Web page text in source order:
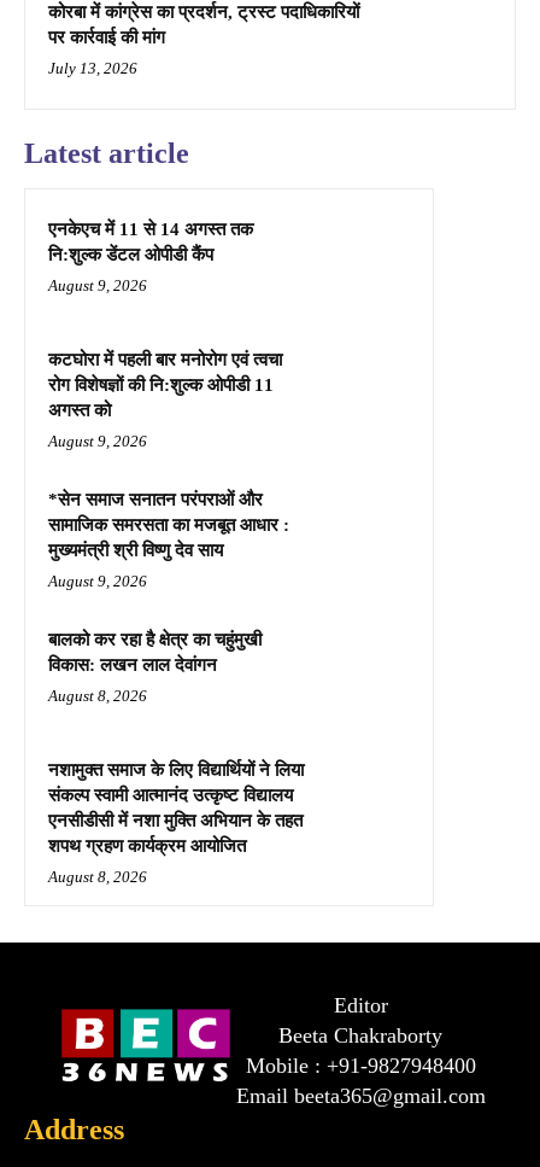
कोरबा में कांग्रेस का प्रदर्शन, ट्रस्ट पदाधिकारियों
पर कार्रवाई की मांग
July 13, 2026
Latest article
एनकेएच में 11 से 14 अगस्त तक
नि:शुल्क डेंटल ओपीडी कैंप
August 9, 2026
कटघोरा में पहली बार मनोरोग एवं त्वचा
रोग विशेषज्ञों की नि:शुल्क ओपीडी 11
अगस्त को
August 9, 2026
*सेन समाज सनातन परंपराओं और
सामाजिक समरसता का मजबूत आधार :
मुख्यमंत्री श्री विष्णु देव साय
August 9, 2026
बालको कर रहा है क्षेत्र का चहुंमुखी
विकास: लखन लाल देवांगन
August 8, 2026
नशामुक्त समाज के लिए विद्यार्थियों ने लिया
संकल्प स्वामी आत्मानंद उत्कृष्ट विद्यालय
एनसीडीसी में नशा मुक्ति अभियान के तहत
शपथ ग्रहण कार्यक्रम आयोजित
August 8, 2026
Editor
Beeta Chakraborty
Mobile : +91-9827948400
Email beeta365@gmail.com
Address